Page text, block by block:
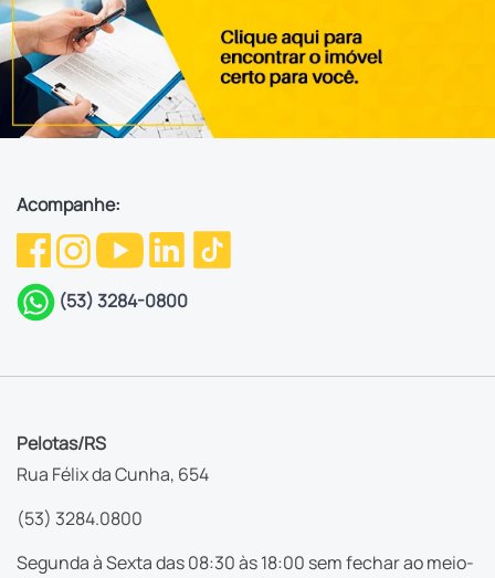
Acompanhe:
(53) 3284-0800
Pelotas/RS
Rua Félix da Cunha, 654
(53) 3284.0800
Segunda à Sexta das 08:30 às 18:00 sem fechar ao meio-